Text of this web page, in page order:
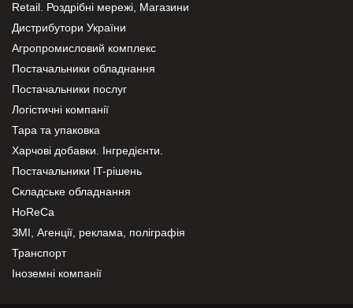
Retail. Роздрібні мережі, Магазини
Дистрибутори України
Агропромисловий комплекс
Постачальники обладнання
Постачальники послуг
Логістичні компанії
Тара та упаковка
Харчові добавки. Інгредієнти.
Постачальники IT-рішень
Складське обладнання
HoReCa
ЗМІ, Агенції, реклама, поліграфія
Транспорт
Іноземні компанії